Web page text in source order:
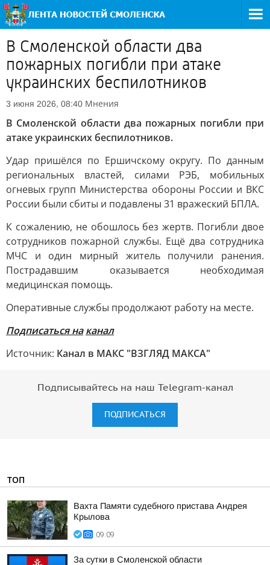
В Смоленской области два
пожарных погибли при атаке
украинских беспилотников
3 июня 2026, 08:40 Мнения
В Смоленской области два пожарных погибли при
атаке украинских беспилотников.
Удар пришёлся по Ершичскому округу. По данным
региональных властей, силами РЭБ, мобильных
огневых групп Министерства обороны России и ВКС
России были сбиты и подавлены 31 вражеский БПЛА.
К сожалению, не обошлось без жертв. Погибли двое
сотрудников пожарной службы. Ещё два сотрудника
МЧС и один мирный житель получили ранения.
Пострадавшим оказывается необходимая
медицинская помощь.
Оперативные службы продолжают работу на месте.
Подписаться на канал
Источник: Канал в МАКС "ВЗГЛЯД МАКСА"
Подписывайтесь на наш Telegram-канал
ПОДПИСАТЬСЯ
ТОП
Вахта Памяти судебного пристава Андрея
Крылова
09:09
За сутки в Смоленской области